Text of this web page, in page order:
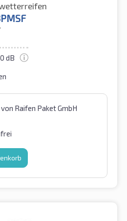
dB
von Raifen Paket GmbH